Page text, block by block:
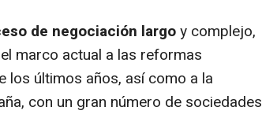
de negociación largoy complejo,
marco actual a las reformas
los últimos años, así como a la
con un gran número de sociedades